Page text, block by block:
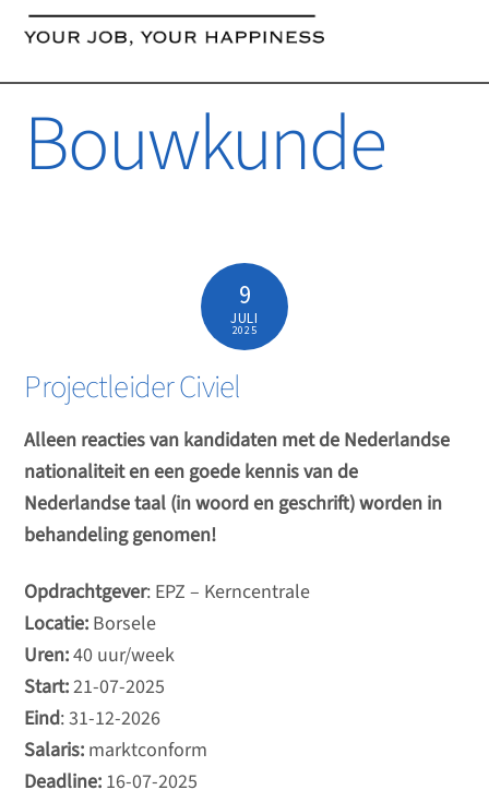
content
Bouwkunde
9
JULI
2025
Projectleider Civiel
Alleen reacties van kandidaten met de Nederlandse
nationaliteit en een goede kennis van de
Nederlandse taal (in woord en geschrift) worden in
behandeling genomen!
Opdrachtgever: EPZ – Kerncentrale
Locatie: Borsele
Uren:40 uur/week
Start:21-07-2025
Eind: 31-12-2026
Salaris: marktconform
Deadline: 16-07-2025